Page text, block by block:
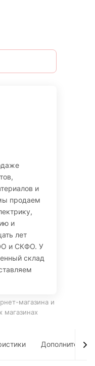
и
продаем
и
лет
и СКФО. У
склад
магазина и
магазинах
Дополнительно